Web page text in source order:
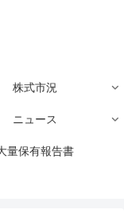
株式市況
ニュース
量保有報告書